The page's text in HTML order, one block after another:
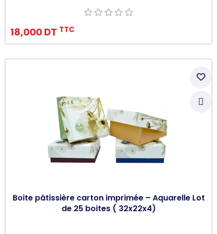
18,000 DT TTC
Ajouter au panier
Boite pâtissière carton imprimée – Aquarelle Lot
de 25 boites ( 32x22x4)